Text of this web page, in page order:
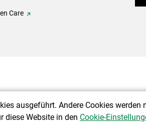
Care
ausgeführt. Andere Cookies werden
diese Website in den Cookie-